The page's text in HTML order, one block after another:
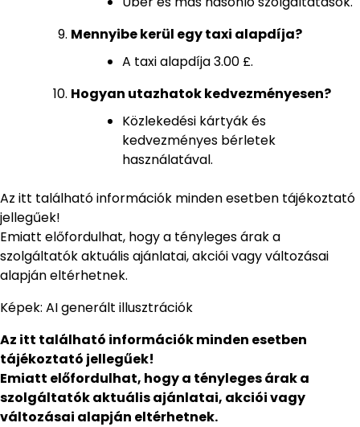
Mennyibe kerül egy taxi alapdíja?
A taxi alapdíja 3.00 £.
Hogyan utazhatok kedvezményesen?
Közlekedési kártyák és
kedvezményes bérletek
használatával.
Az itt található információk minden esetben tájékoztató
jellegűek!
Emiatt előfordulhat, hogy a tényleges árak a
szolgáltatók aktuális ajánlatai, akciói vagy változásai
alapján eltérhetnek.
Képek: AI generált illusztrációk
Az itt található információk minden esetben
tájékoztató jellegűek!
Emiatt előfordulhat, hogy a tényleges árak a
szolgáltatók aktuális ajánlatai, akciói vagy
változásai alapján eltérhetnek.